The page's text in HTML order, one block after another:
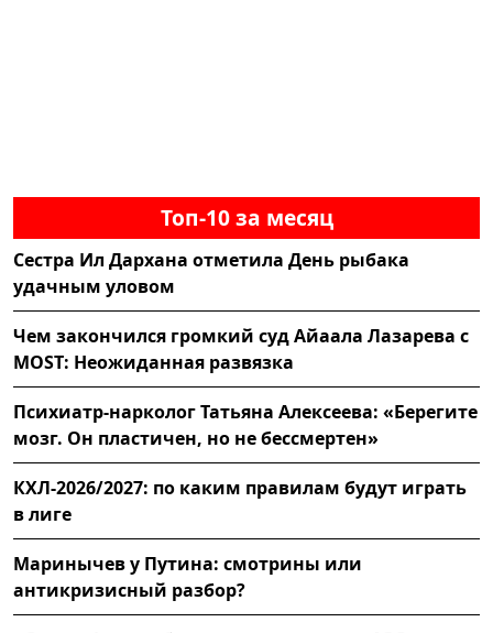
Топ-10 за месяц
Сестра Ил Дархана отметила День рыбака
удачным уловом
Чем закончился громкий суд Айаала Лазарева с
MOST: Неожиданная развязка
Психиатр-нарколог Татьяна Алексеева: «Берегите
мозг. Он пластичен, но не бессмертен»
КХЛ-2026/2027: по каким правилам будут играть
в лиге
Маринычев у Путина: смотрины или
антикризисный разбор?